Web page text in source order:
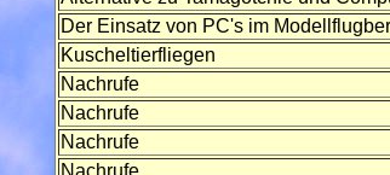
Der Einsatz von PC's im
Kuscheltierfliegen
Nachrufe
Nachrufe
Nachrufe
Nachrufe